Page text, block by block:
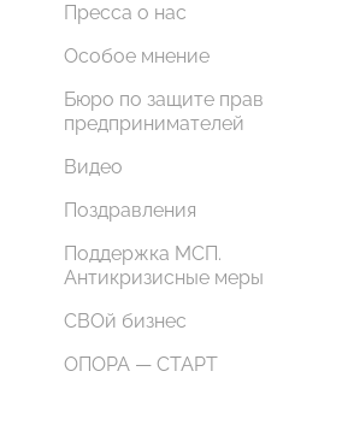
Пресса о нас
Особое мнение
Бюро по защите прав
предпринимателей
Видео
Поздравления
Поддержка МСП.
Антикризисные меры
СВОй бизнес
ОПОРА — СТАРТ